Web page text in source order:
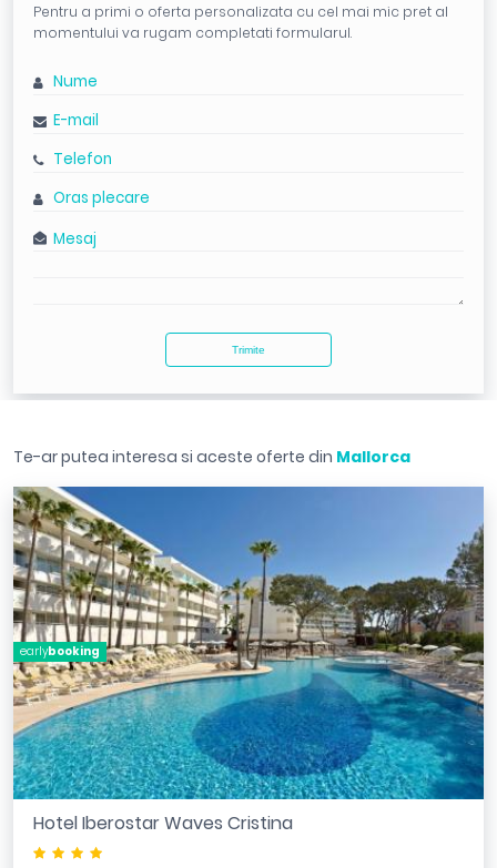
Pentru a primi o oferta personalizata cu cel mai mic pret al
momentului va rugam completati formularul.
Te-ar putea interesa si aceste oferte din Mallorca
Hotel Iberostar Waves Cristina
earlybooking